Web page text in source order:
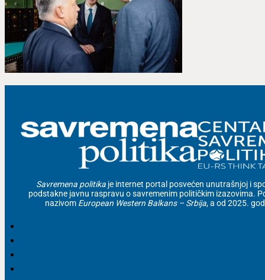
Savremena politika je internet portal posvećen unutrašnjoj i
podstakne javnu raspravu o savremenim političkim izazovima.
nazivom European Western Balkans – Srbija, a od 2025.